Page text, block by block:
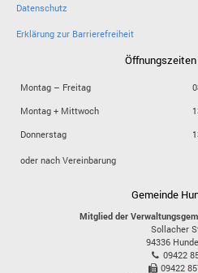
Datenschutz
Erklärung zur Barrierefreiheit
Montag – Freitag
Montag + Mittwoch
Donnerstag
oder nach Vereinbarung
Gemeinde
Mitglied der
Sollacher
94336
09422
09422